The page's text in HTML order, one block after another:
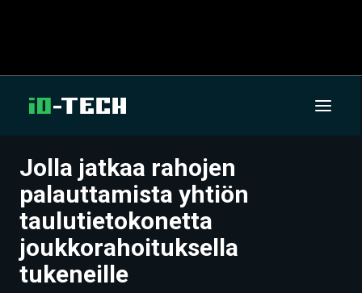
UUTISET
ARTIKKELIT
VIDEOT
TECHBBS
Jolla jatkaa rahojen
palauttamista yhtiön
taulutietokonetta
joukkorahoituksella
tukeneille